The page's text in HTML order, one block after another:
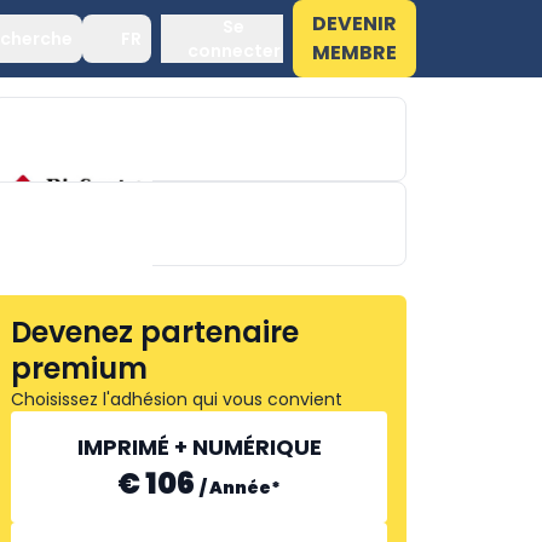
DEVENIR
MEMBRE
NATURPIE
WALDLAUFER
Devenez partenaire
premium
Choisissez l'adhésion qui vous convient
IMPRIMÉ + NUMÉRIQUE
€ 106 /Année*